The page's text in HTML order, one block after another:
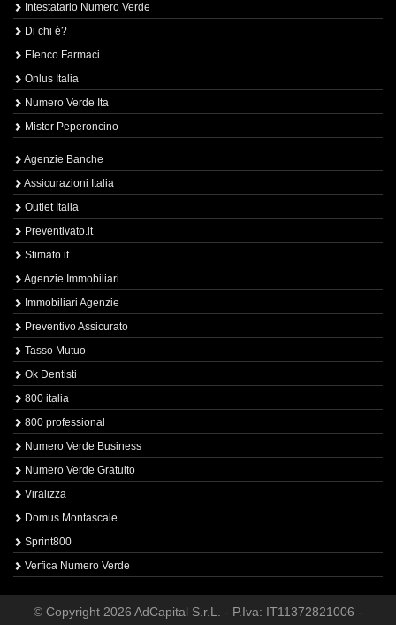
Intestatario Numero Verde
Di chi è?
Elenco Farmaci
Onlus Italia
Numero Verde Ita
Mister Peperoncino
Agenzie Banche
Assicurazioni Italia
Outlet Italia
Preventivato.it
Stimato.it
Agenzie Immobiliari
Immobiliari Agenzie
Preventivo Assicurato
Tasso Mutuo
Ok Dentisti
800 italia
800 professional
Numero Verde Business
Numero Verde Gratuito
Viralizza
Domus Montascale
Sprint800
Verfica Numero Verde
© Copyright 2026 AdCapital S.r.L. - P.Iva: IT11372821006 -